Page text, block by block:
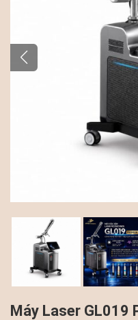
Máy Laser GL019